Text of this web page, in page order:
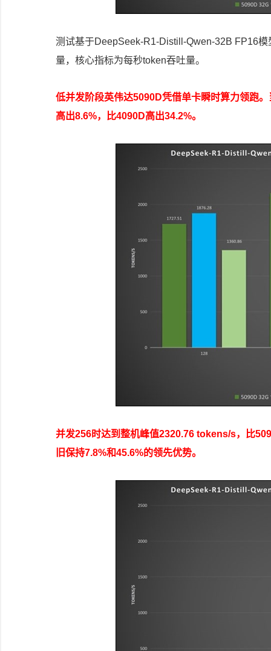
测试基于DeepSeek-R1-Distill-Qwen-32B FP16
量，核心指标为每秒token吞吐量。
低并发阶段英伟达5090D凭借单卡瞬时算力领跑
高出8.6%，比4090D高出34.2%。
并发256时达到整机峰值2320.76 tokens/s，比
旧保持7.8%和45.6%的领先优势。